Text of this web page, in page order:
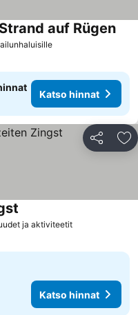
Katso hinnat
auf Rügen
Katso hinnat
Jaa
ja aktiviteetitKatso hinnat
Katso hinnat